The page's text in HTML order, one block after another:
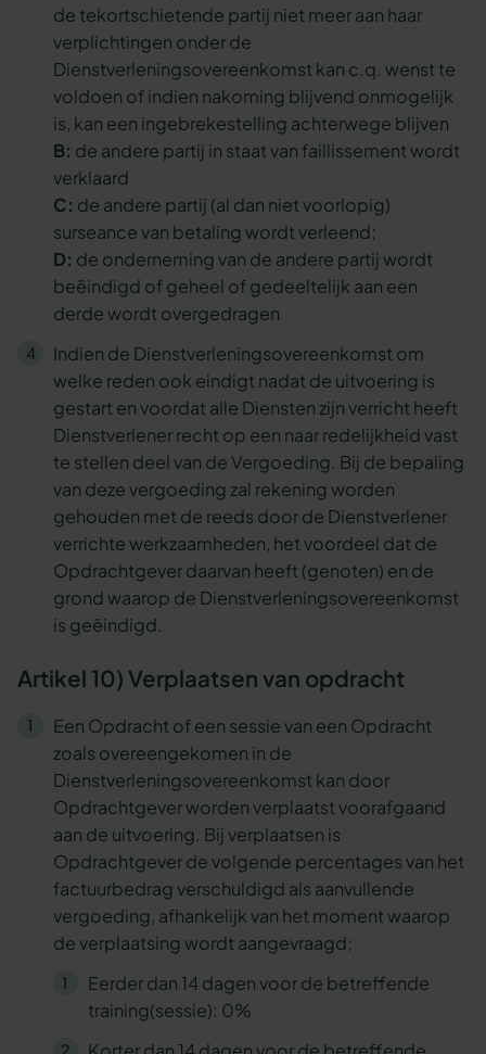
de tekortschietende partij niet meer aan haar
verplichtingen onder de
Dienstverleningsovereenkomst kan c.q. wenst te
voldoen of indien nakoming blijvend onmogelijk
is, kan een ingebrekestelling achterwege blijven
B: de andere partij in staat van faillissement wordt
verklaard
C: de andere partij (al dan niet voorlopig)
surseance van betaling wordt verleend;
D: de onderneming van de andere partij wordt
beëindigd of geheel of gedeeltelijk aan een
derde wordt overgedragen
Indien de Dienstverleningsovereenkomst om
welke reden ook eindigt nadat de uitvoering is
gestart en voordat alle Diensten zijn verricht heeft
Dienstverlener recht op een naar redelijkheid vast
te stellen deel van de Vergoeding. Bij de bepaling
van deze vergoeding zal rekening worden
gehouden met de reeds door de Dienstverlener
verrichte werkzaamheden, het voordeel dat de
Opdrachtgever daarvan heeft (genoten) en de
grond waarop de Dienstverleningsovereenkomst
is geëindigd.
Artikel 10) Verplaatsen van opdracht
Een Opdracht of een sessie van een Opdracht
zoals overeengekomen in de
Dienstverleningsovereenkomst kan door
Opdrachtgever worden verplaatst voorafgaand
aan de uitvoering. Bij verplaatsen is
Opdrachtgever de volgende percentages van het
factuurbedrag verschuldigd als aanvullende
vergoeding, afhankelijk van het moment waarop
de verplaatsing wordt aangevraagd;
Eerder dan 14 dagen voor de betreffende
training(sessie): 0%